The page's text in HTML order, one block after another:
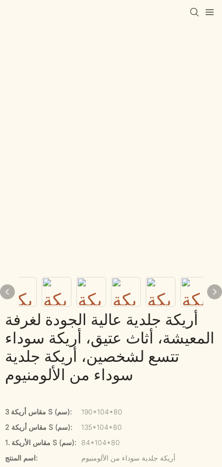
أريكة جلدية عالية الجودة لغرفة
المعيشة، أثاث عتيق، أريكة سوداء
تتسع لشخصين، أريكة جلدية
سوداء من الألومنيوم
مقاس أريكة 3 S (سم):
190*104*80
مقاس أريكة 2 S (سم):
135*104*80
1. مقاس الأريكة S (سم):
84*104*80
اسم المنتج:
أريكة جلدية سوداء من الألومنيوم